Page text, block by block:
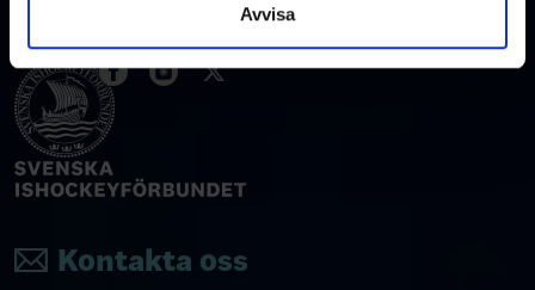
Avvisa
Kontakta oss